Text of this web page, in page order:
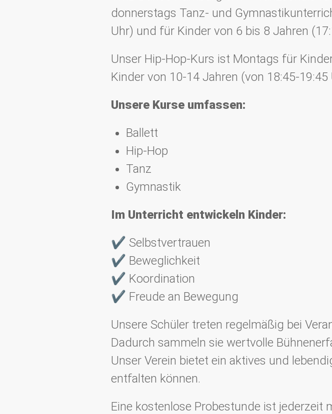
donnerstags Tanz- und
Uhr) und für Kinder von 6 bis 8 Jahren
Unser Hip-Hop-Kurs ist Montags für
Kinder von 10-14 Jahren (von 18:45-19:45
Unsere Kurse umfassen:
Ballett
Hip-Hop
Tanz
Gymnastik
Im Unterricht entwickeln Kinder:
✔ Selbstvertrauen
✔ Beweglichkeit
✔ Koordination
✔ Freude an Bewegung
Unsere Schüler treten regelmäßig bei
Dadurch sammeln sie wertvolle
Unser Verein bietet ein aktives und
entfalten können.
Eine kostenlose Probestunde ist jederzeit